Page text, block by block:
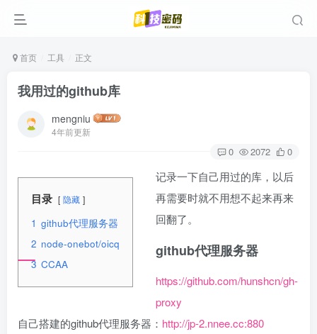
首页 工具 正文
我用过的github库
mengniu
4年前更新
0 2072 0
目录 隐藏
1 github代理服务器
2 node-onebot/oicq
3 CCAA
记录一下自己用过的库，以后
再需要时就不用想不起来再来
回翻了。
github代理服务器
https://github.com/hunshcn/gh-
proxy
自己搭建的github代理服务器： http://jp-2.nnee.cc:880